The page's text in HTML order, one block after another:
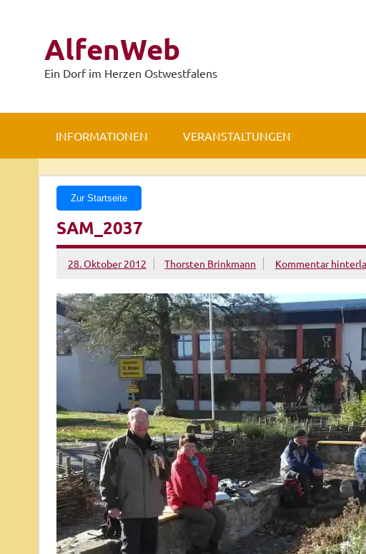
AlfenWeb
Ein Dorf im Herzen Ostwestfalens
INFORMATIONEN VERANSTALTUNGEN
Zur Startseite
SAM_2037
28. Oktober 2012 Thorsten Brinkmann Kommentar